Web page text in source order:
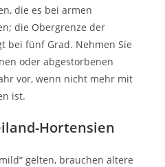
die es bei armen
die Obergrenze der
bei fünf Grad. Nehmen Sie
oder abgestorbenen
vor, wenn nicht mehr mit
ist.
Hortensien
gelten, brauchen ältere